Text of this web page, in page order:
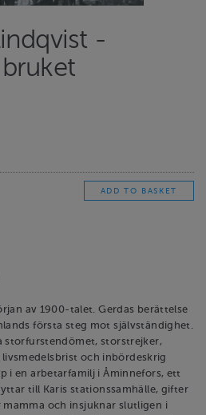
-
av 1900-talet. Gerdas berättelse
första steg mot självständighet.
storfurstendömet, storstrejker,
och inbördeskrig
i en arbetarfamilj i Åminnefors, ett
till Karis stationssamhälle, gifter
mamma och insjuknar slutligen i